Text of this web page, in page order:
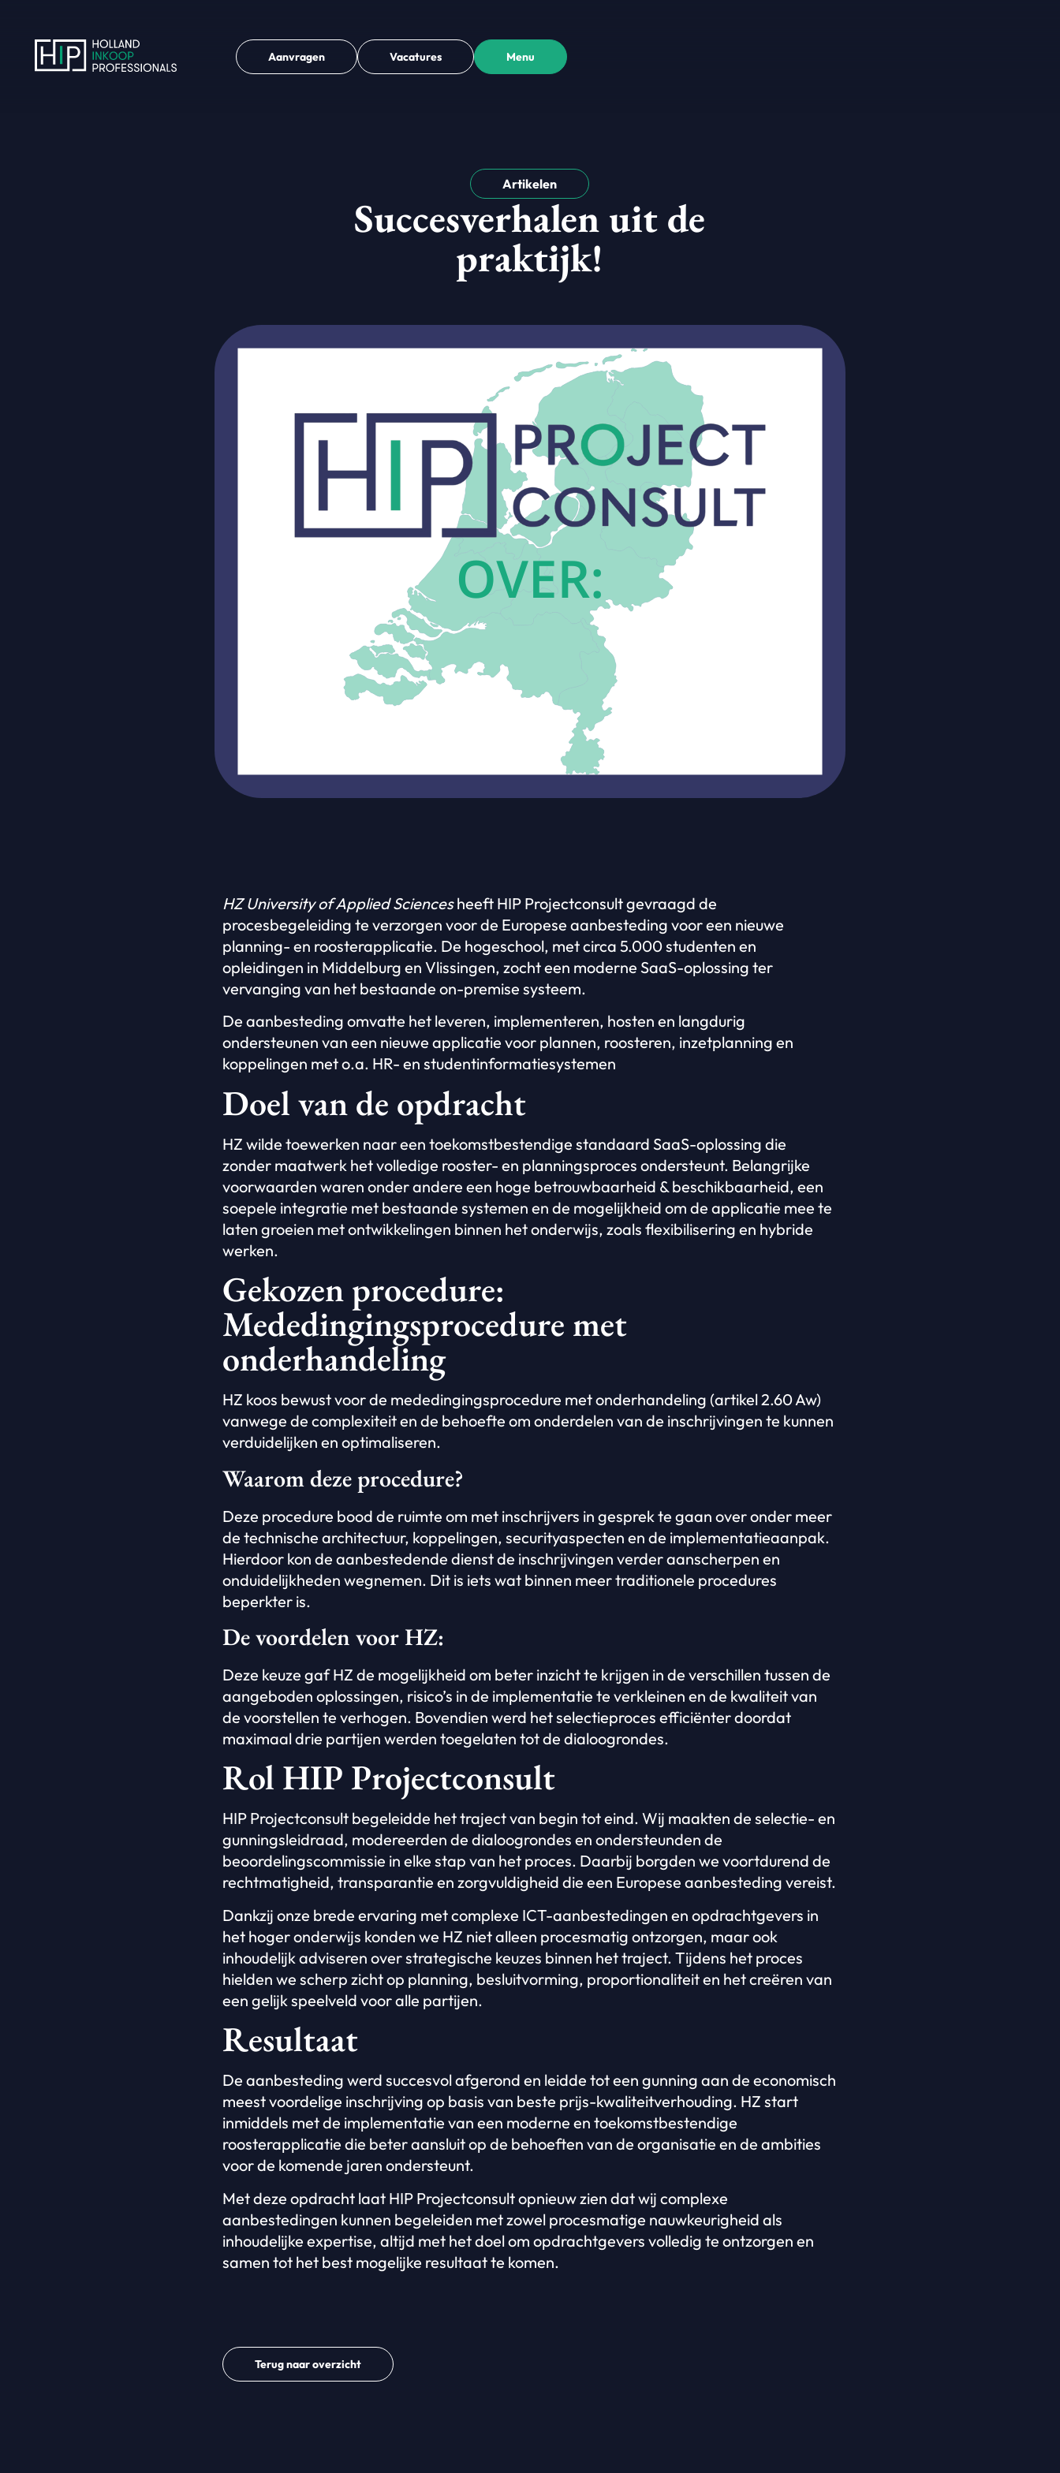
Aanvragen Vacatures Menu
Artikelen
Succesverhalen uit de
praktijk!
HZ University of Applied Sciencesheeft HIP Projectconsult gevraagd de
procesbegeleiding te verzorgen voor de Europese aanbesteding voor een nieuwe
planning- en roosterapplicatie. De hogeschool, met circa 5.000 studenten en
opleidingen in Middelburg en Vlissingen, zocht een moderne SaaS-oplossing ter
vervanging van het bestaande on-premise systeem.
De aanbesteding omvatte het leveren, implementeren, hosten en langdurig
ondersteunen van een nieuwe applicatie voor plannen, roosteren, inzetplanning en
koppelingen met o.a. HR- en studentinformatiesystemen
Doel van de opdracht
HZ wilde toewerken naar een toekomstbestendige standaard SaaS-oplossing die
zonder maatwerk het volledige rooster- en planningsproces ondersteunt. Belangrijke
voorwaarden waren onder andere een hoge betrouwbaarheid & beschikbaarheid, een
soepele integratie met bestaande systemen en de mogelijkheid om de applicatie mee te
laten groeien met ontwikkelingen binnen het onderwijs, zoals flexibilisering en hybride
werken.
Gekozen procedure:
Mededingingsprocedure met
onderhandeling
HZ koos bewust voor de mededingingsprocedure met onderhandeling (artikel 2.60 Aw)
vanwege de complexiteit en de behoefte om onderdelen van de inschrijvingen te kunnen
verduidelijken en optimaliseren.
Waarom deze procedure?
Deze procedure bood de ruimte om met inschrijvers in gesprek te gaan over onder meer
de technische architectuur, koppelingen, securityaspecten en de implementatieaanpak.
Hierdoor kon de aanbestedende dienst de inschrijvingen verder aanscherpen en
onduidelijkheden wegnemen. Dit is iets wat binnen meer traditionele procedures
beperkter is.
De voordelen voor HZ:
Deze keuze gaf HZ de mogelijkheid om beter inzicht te krijgen in de verschillen tussen de
aangeboden oplossingen, risico’s in de implementatie te verkleinen en de kwaliteit van
de voorstellen te verhogen. Bovendien werd het selectieproces efficiënter doordat
maximaal drie partijen werden toegelaten tot de dialoogrondes.
Rol HIP Projectconsult
HIP Projectconsult begeleidde het traject van begin tot eind. Wij maakten de selectie- en
gunningsleidraad, modereerden de dialoogrondes en ondersteunden de
beoordelingscommissie in elke stap van het proces. Daarbij borgden we voortdurend de
rechtmatigheid, transparantie en zorgvuldigheid die een Europese aanbesteding vereist.
Dankzij onze brede ervaring met complexe ICT-aanbestedingen en opdrachtgevers in
het hoger onderwijs konden we HZ niet alleen procesmatig ontzorgen, maar ook
inhoudelijk adviseren over strategische keuzes binnen het traject. Tijdens het proces
hielden we scherp zicht op planning, besluitvorming, proportionaliteit en het creëren van
een gelijk speelveld voor alle partijen.
Resultaat
De aanbesteding werd succesvol afgerond en leidde tot een gunning aan de economisch
meest voordelige inschrijving op basis van beste prijs-kwaliteitverhouding. HZ start
inmiddels met de implementatie van een moderne en toekomstbestendige
roosterapplicatie die beter aansluit op de behoeften van de organisatie en de ambities
voor de komende jaren ondersteunt.
Met deze opdracht laat HIP Projectconsult opnieuw zien dat wij complexe
aanbestedingen kunnen begeleiden met zowel procesmatige nauwkeurigheid als
inhoudelijke expertise, altijd met het doel om opdrachtgevers volledig te ontzorgen en
samen tot het best mogelijke resultaat te komen.
Terug naar overzicht